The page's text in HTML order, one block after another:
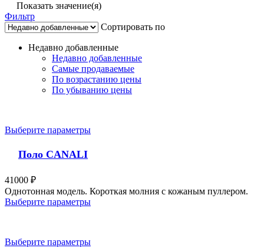
Показать значение(я)
Фильтр
Сортировать по
Недавно добавленные
Недавно добавленные
Самые продаваемые
По возрастанию цены
По убыванию цены
Выберите параметры
Поло CANALI
41000 ₽
Однотонная модель. Короткая молния с кожаным пуллером.
Выберите параметры
Выберите параметры